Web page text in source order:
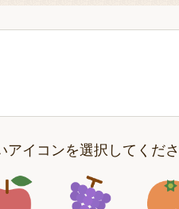
イコンを選択してくださ
ン2 アイコン3 アイコン